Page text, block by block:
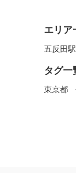
エリア
五反田駅
タグ一
東京都